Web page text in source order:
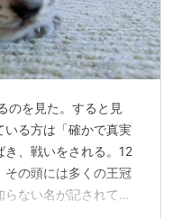
のを見た。すると見
いる方は「確かで真実
き、戦いをされる。12
その頭には多くの王冠
ない名が記されてい